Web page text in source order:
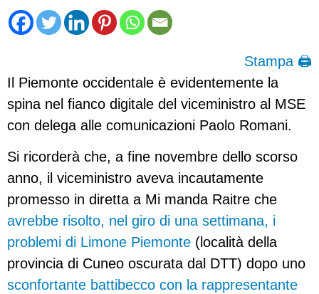
Stampa 🖨
Il Piemonte occidentale è evidentemente la
spina nel fianco digitale del viceministro al MSE
con delega alle comunicazioni Paolo Romani.
Si ricorderà che, a fine novembre dello scorso
anno, il viceministro aveva incautamente
promesso in diretta a Mi manda Raitre che
avrebbe risolto, nel giro di una settimana, i
problemi di Limone Piemonte (località della
provincia di Cuneo oscurata dal DTT) dopo uno
sconfortante battibecco con la rappresentante